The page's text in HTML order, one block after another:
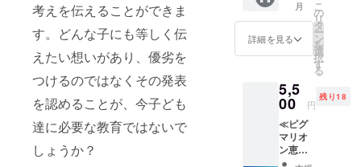
考えを伝えることができま
す。どんな子にも等しく伝
えたい想いがあり、優劣を
つけるのではなくその発表
を認めることが、今子ども
達に必要な教育ではないで
しょうか？
発信できる
時代になり
ました。自
世界に向
かって伝え
ることの出
来る子がこ
れからの時
として
開催。
【開催
00-21：
00 【開
法】
zoomオ
ンライ
座とし
て開
催。
木)20：
00-21：
催方
法】
zoomオ
ルタン
トでで
あり、
本イベ
SPEAK
UP！主
催の一
般社団
法人
Global
月
詳細を見る
こ
の
リ
タ
ー
ン
を
選
択
す
る
5,5
00 円
残り18
≪ピグ
マリオ
ン恵美
子の子